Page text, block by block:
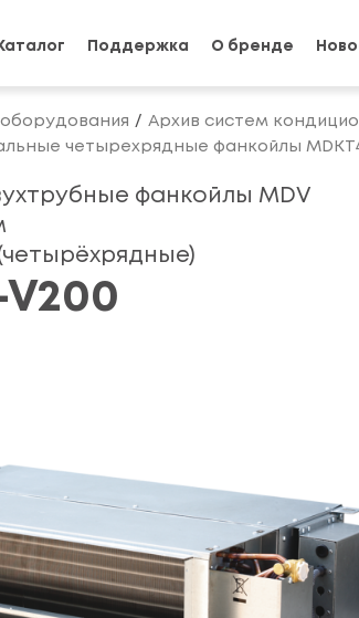
Каталог Поддержка О бренде
оборудования Архив систем
четырехрядные фанкойлы
фанкойлы MDV
V200